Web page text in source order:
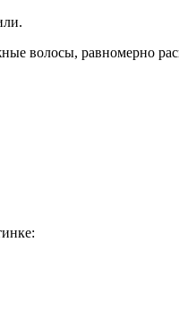
волосы, равномерно